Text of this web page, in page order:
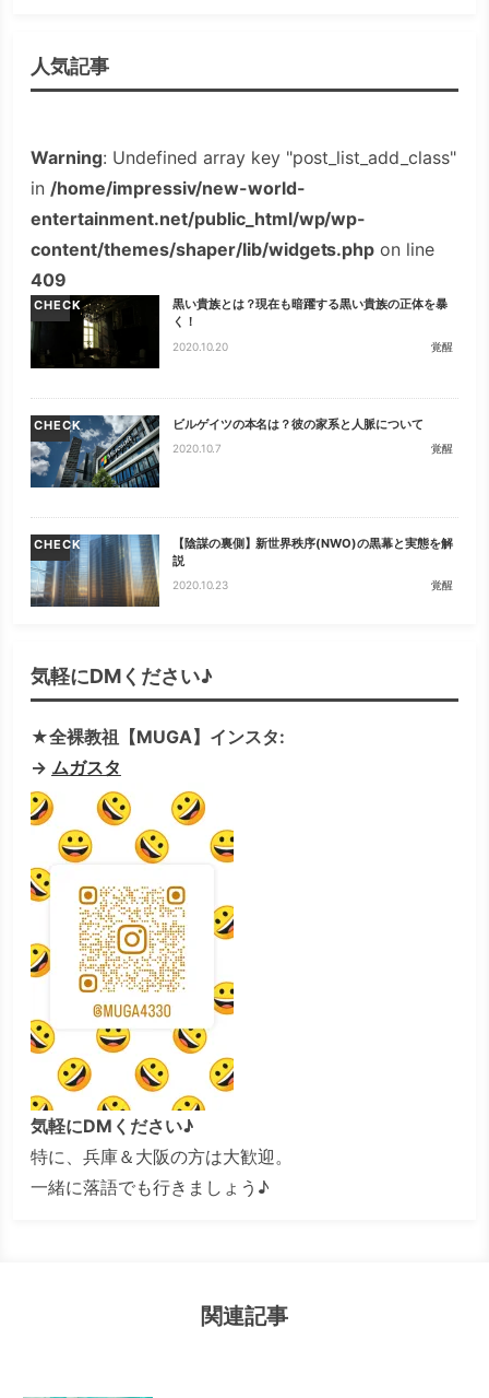
人気記事
Warning: Undefined array key "post_list_add_class"
in /home/impressiv/new-world-
entertainment.net/public_html/wp/wp-
content/themes/shaper/lib/widgets.php on line
409
CHECK
黒い貴族とは？現在も暗躍する黒い貴族の正体を暴
く！
2020.10.20 覚醒
CHECK ビルゲイツの本名は？彼の家系と人脈について
2020.10.7 覚醒
CHECK
【陰謀の裏側】新世界秩序(NWO)の黒幕と実態を解
説
2020.10.23 覚醒
気軽にDMください♪
★全裸教祖【MUGA】インスタ:
→ ムガスタ
気軽にDMください♪
特に、兵庫＆大阪の方は大歓迎。
一緒に落語でも行きましょう♪
関連記事